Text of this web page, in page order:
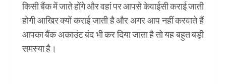
किसी बैंक में जाते होंगे और वहां पर आपसे केवाईसी कराई जाती
होगी आखिर क्यों कराई जाती है और अगर आप नहीं करवाते हैं
आपका बैंक अकाउंट बंद भी कर दिया जाता है तो यह बहुत बड़ी
समस्या है।